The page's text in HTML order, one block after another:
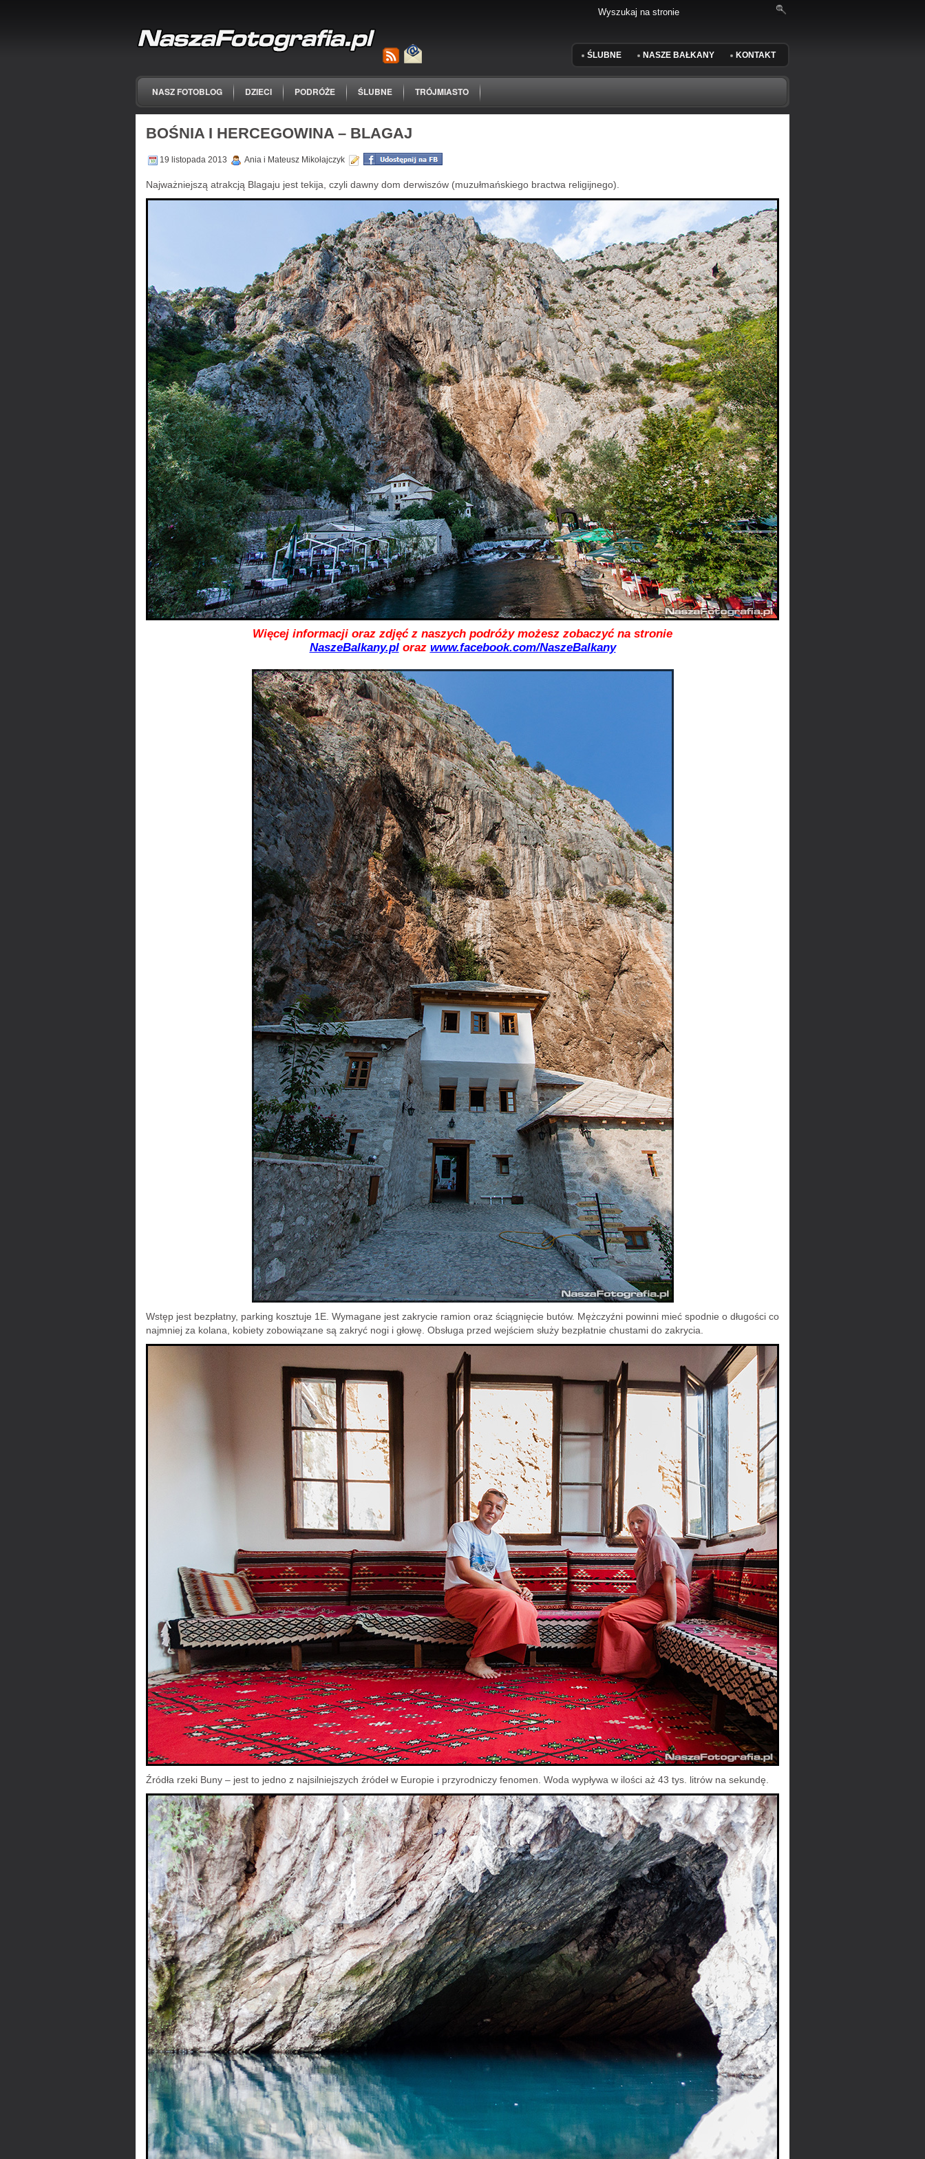
ŚLUBNE NASZE BAŁKANY KONTAKT
NASZ FOTOBLOG DZIECI PODRÓŻE ŚLUBNE TRÓJMIASTO
BOŚNIA I HERCEGOWINA – BLAGAJ
19 listopada 2013 Ania i Mateusz Mikołajczyk
Najważniejszą atrakcją Blagaju jest tekija, czyli dawny dom derwiszów (muzułmańskiego bractwa religijnego).
Więcej informacji oraz zdjęć z naszych podróży możesz zobaczyć na stronie
NaszeBalkany.ploraz www.facebook.com/NaszeBalkany
Wstęp jest bezpłatny, parking kosztuje 1E. Wymagane jest zakrycie ramion oraz ściągnięcie butów. Mężczyźni powinni mieć spodnie o długości co
najmniej za kolana, kobiety zobowiązane są zakryć nogi i głowę. Obsługa przed wejściem służy bezpłatnie chustami do zakrycia.
Źródła rzeki Buny – jest to jedno z najsilniejszych źródeł w Europie i przyrodniczy fenomen. Woda wypływa w ilości aż 43 tys. litrów na sekundę.